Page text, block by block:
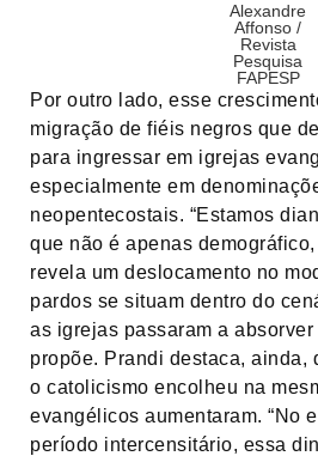
Alexandre
Affonso /
Revista
Pesquisa
FAPESP
Por outro lado, esse
migração de fiéis negros que
para ingressar em igrejas
especialmente em
neopentecostais. “Estamos
que não é apenas
revela um deslocamento no
pardos se situam dentro do
as igrejas passaram a absorver
propõe. Prandi destaca, ainda,
o catolicismo encolheu na
evangélicos aumentaram. “No
período intercensitário, essa